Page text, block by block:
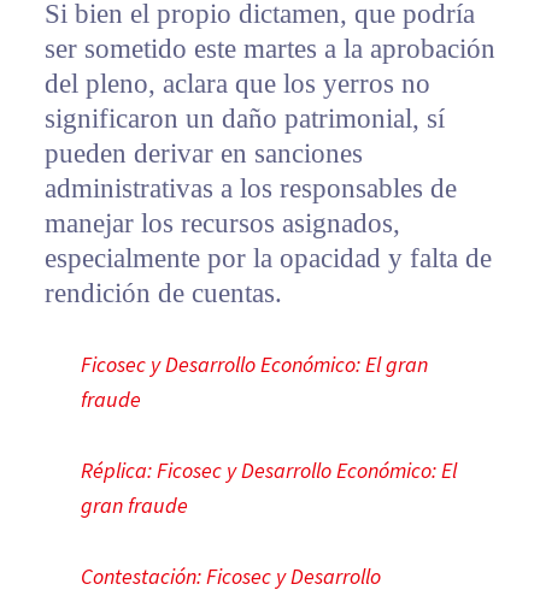
Si bien el propio dictamen, que podría
ser sometido este martes a la aprobación
del pleno, aclara que los yerros no
significaron un daño patrimonial, sí
pueden derivar en sanciones
administrativas a los responsables de
manejar los recursos asignados,
especialmente por la opacidad y falta de
rendición de cuentas.
Ficosec y Desarrollo Económico: El gran
fraude
Réplica: Ficosec y Desarrollo Económico: El
gran fraude
Contestación: Ficosec y Desarrollo